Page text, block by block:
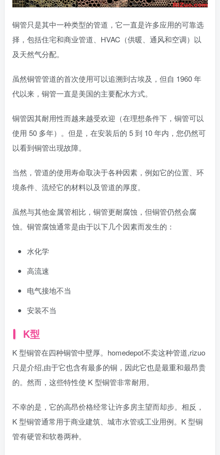
铜管只是其中一种类型的管道，它一直是许多应用的可靠选
择，包括住宅和商业管道、HVAC（供暖、通风和空调）以
及天然气分配。
虽然铜管管道的首次使用可以追溯到古埃及，但自 1960 年
代以来，铜管一直是美国的主要配水方式。
铜管因其耐用性而越来越受欢迎（在理想条件下，铜管可以
使用 50 多年）。但是，在安装后的 5 到 10 年内，您仍然可
以看到铜管出现故障。
当然，管道的使用寿命取决于各种因素，例如它的位置、环
境条件、流经它的材料以及管道的厚度。
虽然与其他金属管相比，铜管更耐腐蚀，但铜管仍然会腐
蚀。铜管腐蚀通常是由于以下几个因素而发生的：
水化学
高流速
电气接地不当
安装不当
K型
K 型铜管在四种铜管中壁厚。homedepot不卖这种管道,rizuo
只是介绍,由于它也含有最多的铜，因此它也是最重和最昂贵
的。然而，这些特性使 K 型铜管非常耐用。
不幸的是，它的高昂价格经常让许多房主望而却步。相反，
K 型铜管通常用于商业建筑、城市水管或工业用例。K 型铜
管有硬管和软卷两种。